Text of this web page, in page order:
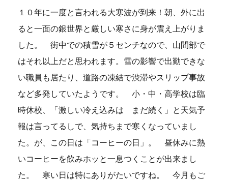
１０年に一度と言われる大寒波が到来！朝、外に出
ると一面の銀世界と厳しい寒さに身が震え上がりま
した。 街中での積雪が５センチなので、山間部で
はそれ以上だと思われます。雪の影響で出勤できな
い職員も居たり、道路の凍結で渋滞やスリップ事故
など多発していたようです。 小・中・高学校は臨
時休校、「激しい冷え込みは まだ続く」と天気予
報は言ってるしで、気持ちまで寒くなっていまし
た。が、この日は「コーヒーの日」。 昼休みに熱
いコーヒーを飲みホッと一息つくことが出来まし
た。 寒い日は特にありがたいですね。 今月もご